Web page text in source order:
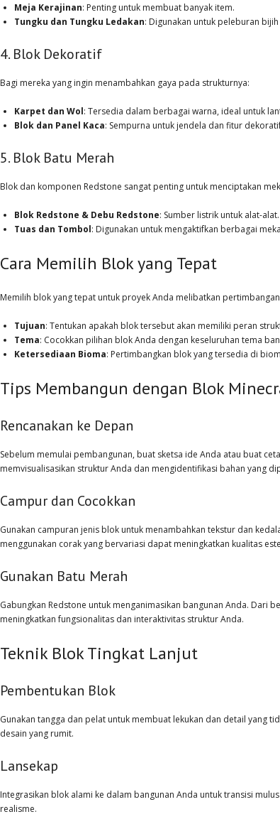
Meja Kerajinan: Penting untuk membuat banyak item.
Tungku dan Tungku Ledakan: Digunakan untuk peleburan
4. Blok Dekoratif
Bagi mereka yang ingin menambahkan gaya pada strukturnya:
Karpet dan Wol: Tersedia dalam berbagai warna, ideal untuk
Blok dan Panel Kaca: Sempurna untuk jendela dan fitur
5. Blok Batu Merah
Blok dan komponen Redstone sangat penting untuk menciptakan
Blok Redstone & Debu Redstone: Sumber listrik untuk alat-alat.
Tuas dan Tombol: Digunakan untuk mengaktifkan berbagai
Cara Memilih Blok yang Tepat
Memilih blok yang tepat untuk proyek Anda melibatkan
Tujuan: Tentukan apakah blok tersebut akan memiliki peran
Tema: Cocokkan pilihan blok Anda dengan keseluruhan tema
Ketersediaan Bioma: Pertimbangkan blok yang tersedia di
Tips Membangun dengan Blok
Rencanakan ke Depan
Sebelum memulai pembangunan, buat sketsa ide Anda atau buat
memvisualisasikan struktur Anda dan mengidentifikasi bahan yang
Campur dan Cocokkan
Gunakan campuran jenis blok untuk menambahkan tekstur dan
menggunakan corak yang bervariasi dapat meningkatkan kualitas
Gunakan Batu Merah
Gabungkan Redstone untuk menganimasikan bangunan Anda. Dari
meningkatkan fungsionalitas dan interaktivitas struktur Anda.
Teknik Blok Tingkat Lanjut
Pembentukan Blok
Gunakan tangga dan pelat untuk membuat lekukan dan detail yang
desain yang rumit.
Lansekap
Integrasikan blok alami ke dalam bangunan Anda untuk transisi
realisme.